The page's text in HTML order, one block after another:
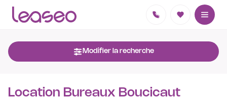
Modifier la recherche
Location Bureaux Boucicaut